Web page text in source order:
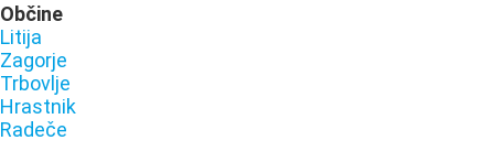
Občine
Litija
Zagorje
Trbovlje
Hrastnik
Radeče